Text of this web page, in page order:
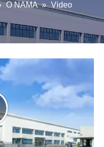
O NAMA » Video